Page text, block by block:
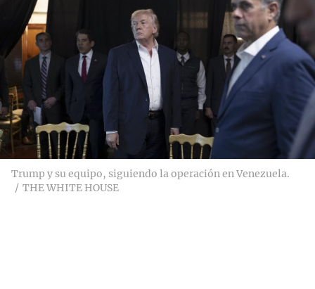
Trump y su equipo, siguiendo la operación en Venezuela.
THE WHITE HOUSE